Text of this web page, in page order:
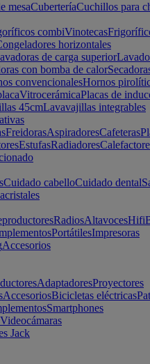
mesaCuberteríaCuchillos para
combiVinotecas
horizontales
de carga superior
con bomba de calor
convencionalesHornos
VitrocerámicaPlacas de
45cmLavavajillas integrables
FreidorasAspiradoresCafeteras
EstufasRadiadores
Cuidado cabelloCuidado dental
RadiosAltavocesHifi
PortátilesImpresoras
Accesorios
AdaptadoresProyectores
AccesoriosBicicletas eléctricas
Smartphones
Videocámaras
Jack